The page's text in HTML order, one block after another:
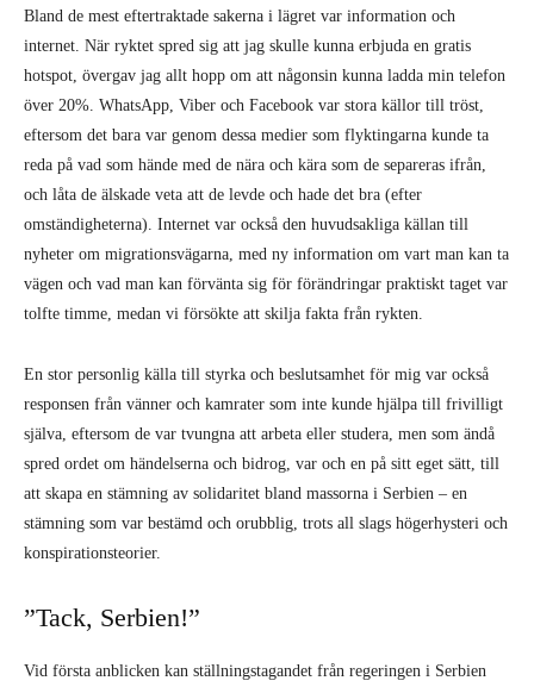
över 20%. WhatsApp, Viber och Facebook var stora källor till tröst,
eftersom det bara var genom dessa medier som flyktingarna kunde ta
reda på vad som hände med de nära och kära som de separeras ifrån,
och låta de älskade veta att de levde och hade det bra (efter
omständigheterna). Internet var också den huvudsakliga källan till
nyheter om migrationsvägarna, med ny information om vart man kan ta
vägen och vad man kan förvänta sig för förändringar praktiskt taget var
tolfte timme, medan vi försökte att skilja fakta från rykten.
En stor personlig källa till styrka och beslutsamhet för mig var också
responsen från vänner och kamrater som inte kunde hjälpa till frivilligt
spred ordet om händelserna och bidrog, var och en på sitt eget sätt, till
att skapa en stämning av solidaritet bland massorna i Serbien – en
stämning som var bestämd och orubblig, trots all slags högerhysteri och
konspirationsteorier.
”Tack, Serbien!”
när det gäller flyktingar verka egendomligt och överraskande
officiell främlingsfientlighet, främst Makedonien och Ungern, lyckades